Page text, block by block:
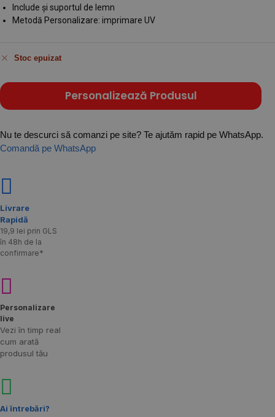
Include și suportul de lemn
Metodă Personalizare: imprimare UV
Stoc epuizat
Personalizează Produsul
Nu te descurci să comanzi pe site? Te ajutăm rapid pe WhatsApp.
Comandă pe WhatsApp
Livrare
Rapidă​
19,9 lei prin GLS
în 48h de la
confirmare*
Personalizare
live
Vezi în timp real
cum arată
produsul tău
Ai întrebări?